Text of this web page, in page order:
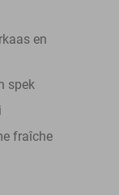
en
spek
fraîche